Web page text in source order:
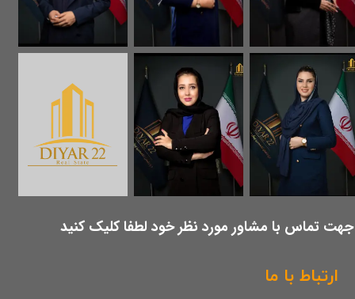
ارتباط با ما
​جهت تماس با مشاور مورد نظر خود لطفا کلیک کنید